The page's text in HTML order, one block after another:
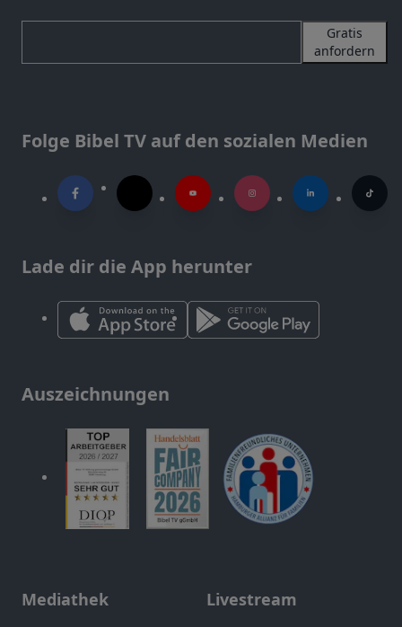
Gratis
anfordern
Folge Bibel TV auf den sozialen Medien
Lade dir die App herunter
Auszeichnungen
Mediathek Livestream